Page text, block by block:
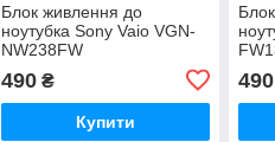
Блок живлення до
ноутубка Sony Vaio VGN-
NW238FW
490₴
Купити
490